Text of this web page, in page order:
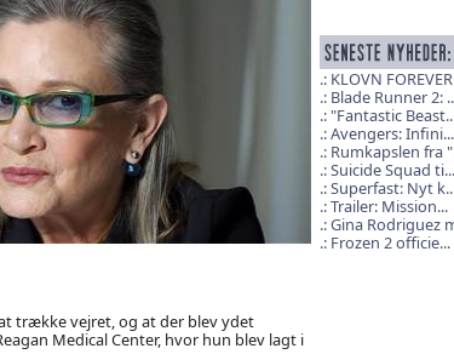
trække vejret, og at der blev ydet
Medical Center, hvor hun blev lagt i
KLOVN
Blade Runner 2:
"Fantastic
Avengers: Infini...
Rumkapslen fra
Suicide Squad ti...
Superfast: Nyt
Trailer: Mission...
Gina Rodriguez
Frozen 2 officie...